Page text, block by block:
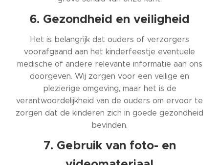
6. Gezondheid en veiligheid
Het is belangrijk dat ouders of verzorgers
voorafgaand aan het kinderfeestje eventuele
medische of andere relevante informatie aan ons
doorgeven. Wij zorgen voor een veilige en
plezierige omgeving, maar het is de
verantwoordelijkheid van de ouders om ervoor te
zorgen dat de kinderen zich in goede gezondheid
bevinden.
7. Gebruik van foto- en